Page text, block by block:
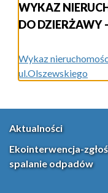
WYKAZ
DO DZIERŻAWY
Wykaz
ul.Olszewskiego
Aktualności
Ekointerwencja-zgłoś
spalanie odpadów